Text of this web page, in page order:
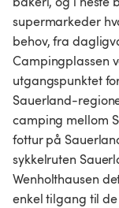
supermarkeder
behov, fra
Campingplassen
utgangspunktet
Sauerland-
camping mellom
fottur på
sykkelruten
Wenholthausen
enkel tilgang til